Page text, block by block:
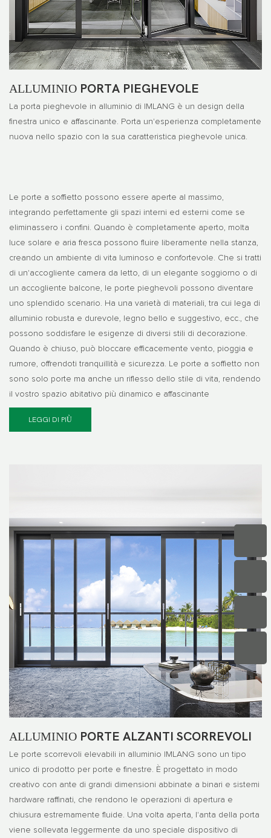
ALLUMINIO PORTA PIEGHEVOLE
La porta pieghevole in alluminio di IMLANG è un design della
finestra unico e affascinante. Porta un'esperienza completamente
nuova nello spazio con la sua caratteristica pieghevole unica.
Le porte a soffietto possono essere aperte al massimo,
integrando perfettamente gli spazi interni ed esterni come se
eliminassero i confini. Quando è completamente aperto, molta
luce solare e aria fresca possono fluire liberamente nella stanza,
creando un ambiente di vita luminoso e confortevole. Che si tratti
di un'accogliente camera da letto, di un elegante soggiorno o di
un accogliente balcone, le porte pieghevoli possono diventare
uno splendido scenario. Ha una varietà di materiali, tra cui lega di
alluminio robusta e durevole, legno bello e suggestivo, ecc., che
possono soddisfare le esigenze di diversi stili di decorazione.
Quando è chiuso, può bloccare efficacemente vento, pioggia e
rumore, offrendoti tranquillità e sicurezza. Le porte a soffietto non
sono solo porte ma anche un riflesso dello stile di vita, rendendo
il vostro spazio abitativo più dinamico e affascinante
LEGGI DI PIÙ
ALLUMINIO PORTE ALZANTI SCORREVOLI
Le porte scorrevoli elevabili in alluminio IMLANG sono un tipo
unico di prodotto per porte e finestre. È progettato in modo
creativo con ante di grandi dimensioni abbinate a binari e sistemi
hardware raffinati, che rendono le operazioni di apertura e
chiusura estremamente fluide. Una volta aperta, l'anta della porta
viene sollevata leggermente da uno speciale dispositivo di